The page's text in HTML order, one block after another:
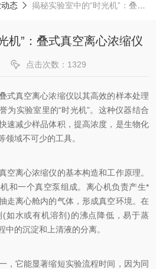
态 揭秘实验室中的“时光机”：叠式真空离心浓缩仪
机”：叠式真空离心浓缩仪
点击次数：1329
真空离心浓缩仪以其高效的样本处理
为实验室里的“时光机”。这种仪器结合
速减少样品体积，提高浓度，是生物化
领域不可少的工具。
离心浓缩仪的基本构造和工作原理。
和一个真空泵组成。离心机负责产生*
走离心舱内的气体，形成真空环境。在
如水或有机溶剂)的沸点降低，易于蒸
中的沉淀和上清液的分离。
它能显著缩短实验流程时间，因为同